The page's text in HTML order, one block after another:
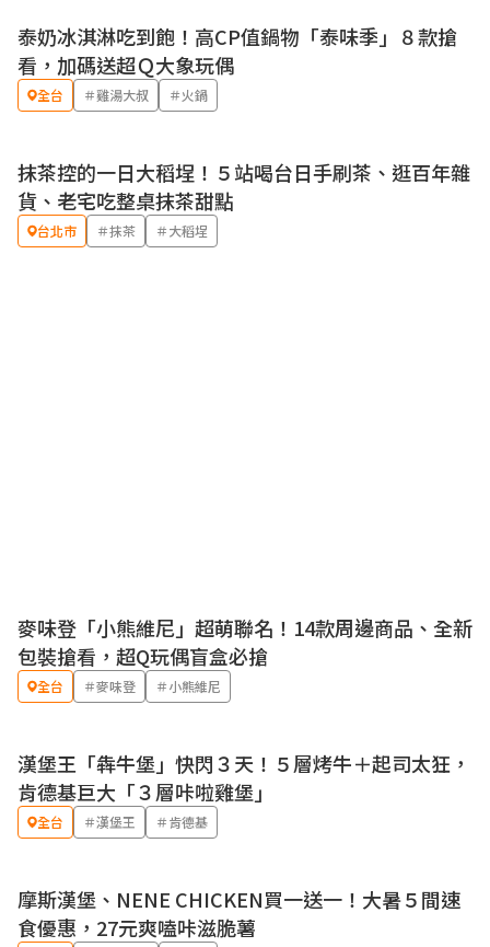
優惠
泰奶冰淇淋吃到飽！高CP值鍋物「泰味季」８款搶
看，加碼送超Ｑ大象玩偶
全台 ＃雞湯大叔 ＃火鍋
抹茶控的一日大稻埕！５站喝台日手刷茶、逛百年雜
貨、老宅吃整桌抹茶甜點
台北市 ＃抹茶 ＃大稻埕
麥味登「小熊維尼」超萌聯名！14款周邊商品、全新
包裝搶看，超Q玩偶盲盒必搶
全台 ＃麥味登 ＃小熊維尼
優惠
漢堡王「犇牛堡」快閃３天！５層烤牛＋起司太狂，
肯德基巨大「３層咔啦雞堡」
全台 ＃漢堡王 ＃肯德基
優惠
摩斯漢堡、NENE CHICKEN買一送一！大暑５間速
食優惠，27元爽嗑咔滋脆薯